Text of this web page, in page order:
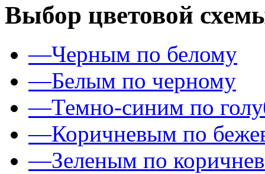
Выбор цветовой
—Черным по белому
—Белым по черному
—Темно-синим по
—Коричневым по
—Зеленым по